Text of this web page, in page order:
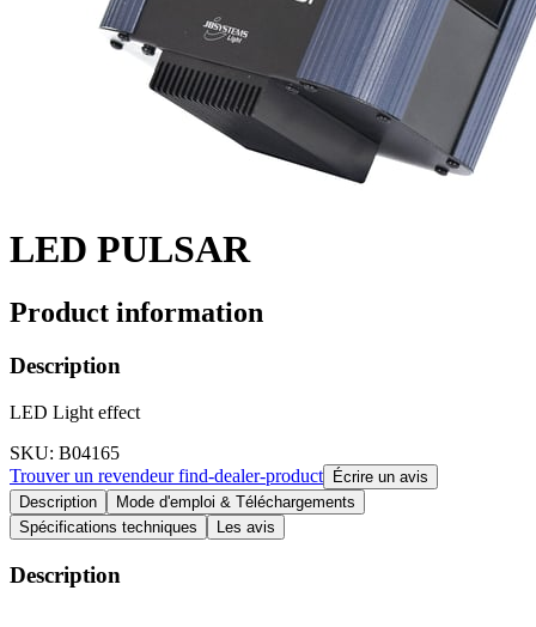
LED PULSAR
Product information
Description
LED Light effect
SKU: B04165
Trouver un revendeurfind-dealer-product
Écrire un avis
Description
Mode d'emploi & Téléchargements
Spécifications techniques
Les avis
Description